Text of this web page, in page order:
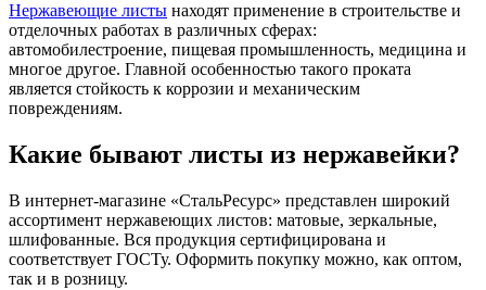
Нержавеющие листы находят применение в строительстве и
отделочных работах в различных сферах:
автомобилестроение, пищевая промышленность, медицина и
многое другое. Главной особенностью такого проката
является стойкость к коррозии и механическим
повреждениям.
Какие бывают листы из нержавейки?
В интернет-магазине «СтальРесурс» представлен широкий
ассортимент нержавеющих листов: матовые, зеркальные,
шлифованные. Вся продукция сертифицирована и
соответствует ГОСТу. Оформить покупку можно, как оптом,
так и в розницу.